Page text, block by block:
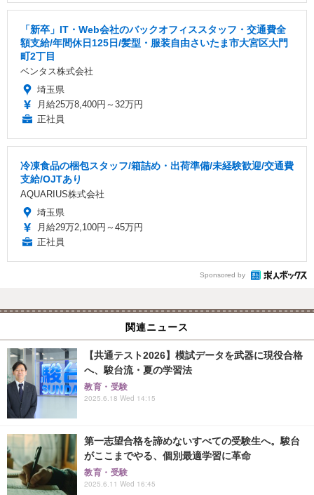
「新卒」IT・Web会社のバックオフィススタッフ・交通費全
額支給/年間休日125日/髪型・服装自由さいたま市大宮区大門
町2丁目
ベンタス株式会社
埼玉県
月給25万8,400円～32万円
正社員
冷凍食品の梱包スタッフ/箱詰め・出荷準備/未経験歓迎/交通費
支給/OJTあり
AQUARIUS株式会社
埼玉県
月給29万2,100円～45万円
正社員
Sponsored by
関連ニュース
【共通テスト2026】模試データを武器に現役合格
へ、駿台流・夏の学習法
教育・受験
2025.6.18 Wed 14:15
第一志望合格を諦めないすべての受験生へ。駿台
がここまでやる、個別最適学習に革命
教育・受験
2025.6.11 Wed 16:45